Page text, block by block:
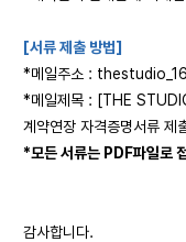
[서류 제출 방법]
*메일주소 :
*메일제목 : [THE
계약연장 자격증명서류 제
*모든 서류는 PDF파일로
감사합니다.